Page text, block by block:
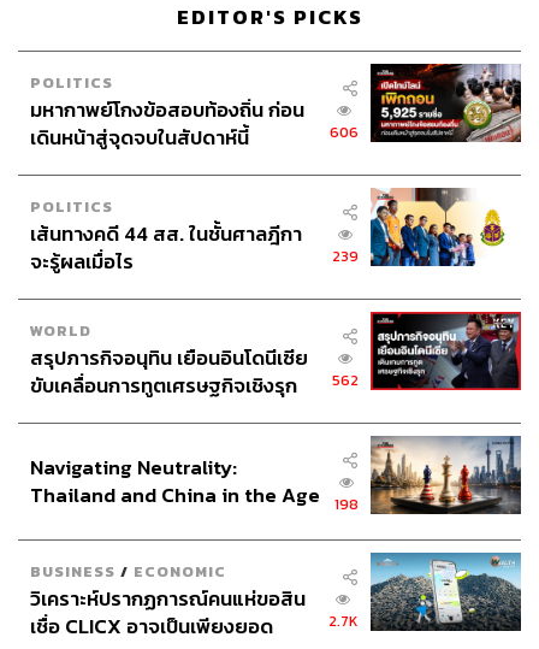
เชี่ยวชาญทั่วโลกมาหารือกันพัฒนาการสาธารณสุขให้กับ
คนในสังคมทุกประเทศทั่วโลก ที่อยู่ในกลุ่มด้อยโอกาสให้
สามารถเข้าถึงบริการสุขภาพที่จำเป็นได้”
‘ปัญหาสุขภาพระดับโลก’ ต้องรับฟังความเห็นจากผู้
“ทางมูลนิธิรางวัลสมเด็จเจ้าฟ้ามหิดลฯ ตั้งใจให้ PMAC
งาน อีกทั้งนโยบายของมูลนิธิรางวัลสมเด็จเจ้าฟ้ามหิดลฯ คือ
ต้องการจัดประชุมเพื่อชาวโลก จึงจำกัดจำนวนคนไทยที่เข้า
ร่วมประชุมไม่ให้เกิน 25% รวมถึงวิทยากร แต่ละปีจะมี
วิทยากรราว 100 คน เราจำกัดให้มีคนไทยไม่เกิน 5 คนขึ้นพูด
เพราะนี่คือเวทีโลก เราต้องฟังว่าโลกกำลังขับเคลื่อนไป
ทิศทางใด วิสัยทัศน์จากผู้เชี่ยวชาญในหลากหลายประเทศคือ
อะไร ยกเว้นบางทีที่มีองค์การในประเทศไทยเป็นเจ้าภาพรวม
มากหน่อย ก็เพิ่มสัดส่วนเป็น 30-40% อย่างปีนี้ก็มีคนไทยเข้า
ร่วมเยอะ เพราะหัวข้องานประชุมเกี่ยวข้องกับเทคโนโลยี
สุขภาพ บรรดาองค์การที่เกี่ยวข้องกับสุขภาพและองค์การ
ด้านเทคโนโลยีจึงให้ความสนใจเป็นอย่างมาก”
EDITOR'S PICKS
POLITICS
มหากาพย์โกงข้อสอบท้องถิ่น ก่อน
เดินหน้าสู่จุดจบในสัปดาห์นี้
606
POLITICS
เส้นทางคดี 44 สส. ในชั้นศาลฎีกา
จะรู้ผลเมื่อไร
239
WORLD
สรุปภารกิจอนุทิน เยือนอินโดนีเซีย
ขับเคลื่อนการทูตเศรษฐกิจเชิงรุก
562
Navigating Neutrality:
Thailand and China in the Age
198
BUSINESS / ECONOMIC
วิเคราะห์ปรากฏการณ์คนแห่ขอสิน
เชื่อ CLICX อาจเป็นเพียงยอด
2.7K